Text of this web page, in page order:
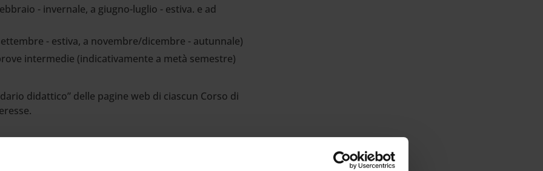
- invernale, a giugno-luglio - estiva. e ad
- estiva, a novembre/dicembre - autunnale)
intermedie (indicativamente a metà semestre)
didattico” delle pagine web di ciascun Corso di
attività didattiche​